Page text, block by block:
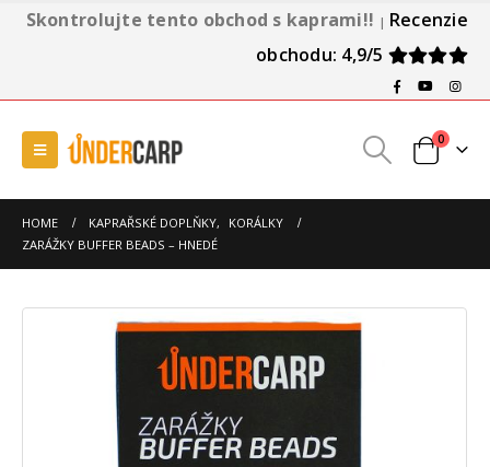
Skontrolujte tento obchod s kaprami!! | Recenzie
obchodu: 4,9/5
0
HOME KAPRAŘSKÉ DOPLŇKY,
KORÁLKY
ZARÁŽKY BUFFER BEADS – HNEDÉ